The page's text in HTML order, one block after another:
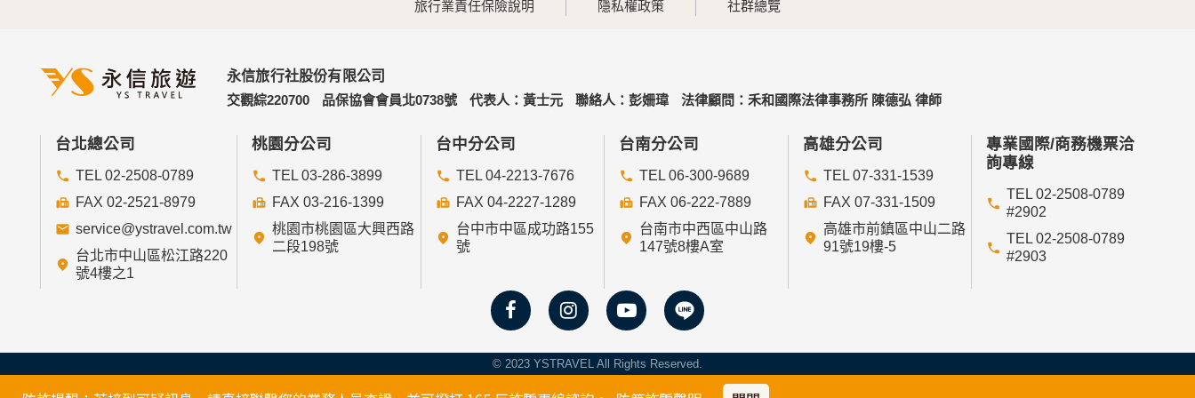
旅行業責任保險說明 隱私權政策 社群總覽
永信旅行社股份有限公司
交觀綜220700
品保協會會員北0738號 代表人：黃士元 聯絡人：彭姍瑋 法律顧問：禾和國際法律事務所 陳德弘 律師
台北總公司
TEL 02-2508-0789
FAX 02-2521-8979
service@ystravel.com.tw
台北市中山區松江路220
號4樓之1
桃園分公司
TEL 03-286-3899
FAX 03-216-1399
桃園市桃園區大興西路
二段198號
台中分公司
TEL 04-2213-7676
FAX 04-2227-1289
台中市中區成功路155
號
台南分公司
TEL 06-300-9689
FAX 06-222-7889
台南市中西區中山路
147號8樓A室
高雄分公司
TEL 07-331-1539
FAX 07-331-1509
高雄市前鎮區中山二路
91號19樓-5
專業國際/商務機票洽
詢專線
TEL 02-2508-0789
#2902
TEL 02-2508-0789
#2903
© 2023 YSTRAVEL All Rights Reserved.